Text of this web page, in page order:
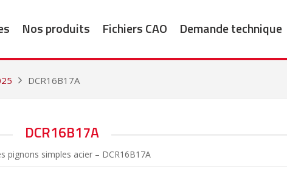
Nos produits Fichiers CAO Demande technique
DCR16B17A
DCR16B17A
pignons simples acier – DCR16B17A